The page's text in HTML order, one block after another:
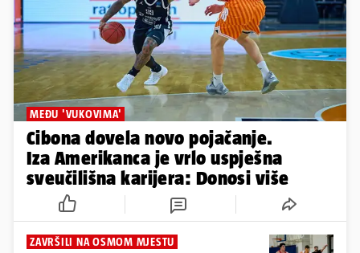
MEĐU 'VUKOVIMA'
Cibona dovela novo pojačanje.
Iza Amerikanca je vrlo uspješna
sveučilišna karijera: Donosi više
ZAVRŠILI NA OSMOM MJESTU